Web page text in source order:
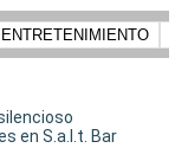
ENTRETENIMIENTO
en S.a.l.t. Bar